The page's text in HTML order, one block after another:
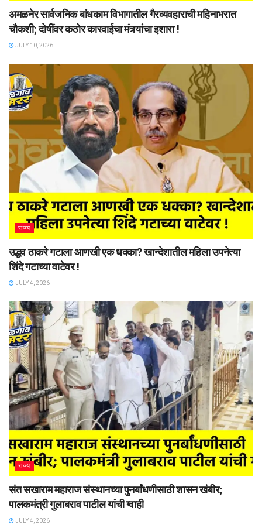
अमळनेर सार्वजनिक बांधकाम विभागातील गैरव्यवहाराची महिनाभरात
चौकशी; दोषींवर कठोर कारवाईचा मंत्र्यांचा इशारा !
JULY 10, 2026
राज्य
उद्धव ठाकरे गटाला आणखी एक धक्का? खान्देशातील महिला उपनेत्या
शिंदे गटाच्या वाटेवर !
JULY 4, 2026
राज्य
संत सखाराम महाराज संस्थानच्या पुनर्बांधणीसाठी शासन खंबीर;
पालकमंत्री गुलाबराव पाटील यांची ग्वाही
JULY 4, 2026